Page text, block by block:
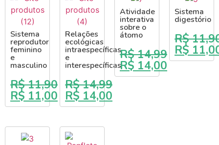
Sistema
reprodutor
feminino
e
masculino
R$11,90
R$ 11,00
Relações
ecológicas
intraespecíficas
e
interespecíficas
R$14,99
R$ 14,00
Atividade
interativa
sobre o
átomo
R$14,99
R$ 14,00
Sistema
digestório
R$
R$